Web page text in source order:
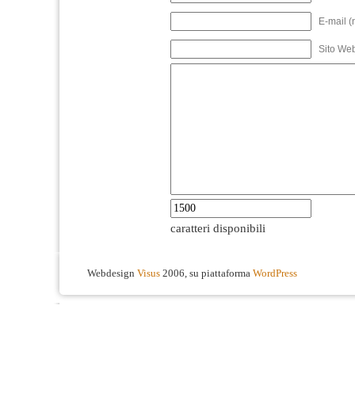
E-mail
Sito
caratteri disponibili
Webdesign Visus 2006, su piattaforma WordPress